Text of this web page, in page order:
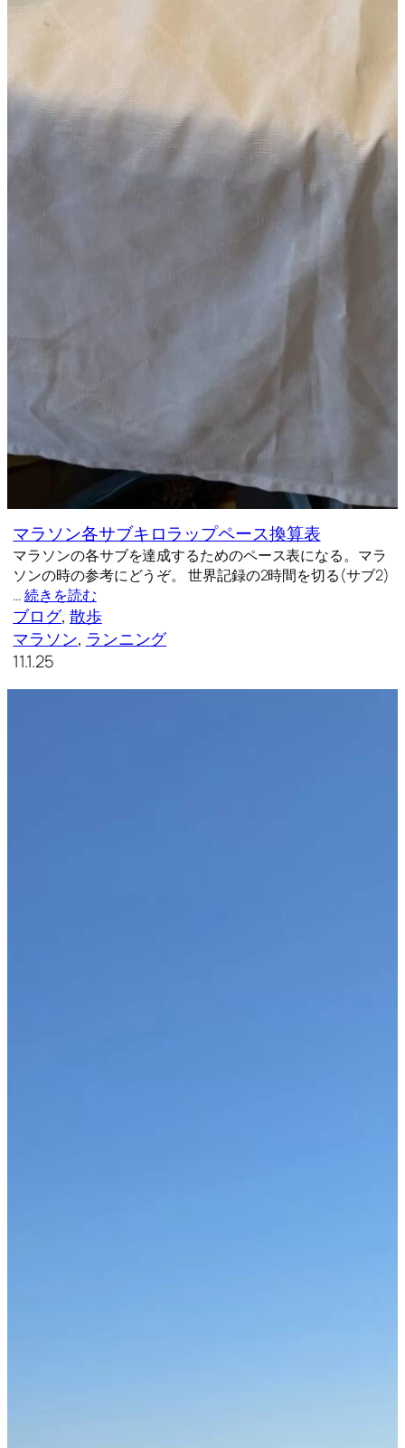
マラソン各サブキロラップペース換算表
マラソンの各サブを達成するためのペース表になる。マラ
ソンの時の参考にどうぞ。 世界記録の2時間を切る(サブ2)
…続きを読む
ブログ, 散歩
マラソン, ランニング
11.1.25